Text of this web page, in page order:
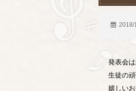
2018/
発表会
生徒の
嬉しい